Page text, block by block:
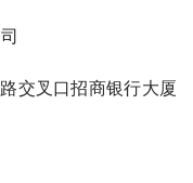
交叉口招商银行大厦